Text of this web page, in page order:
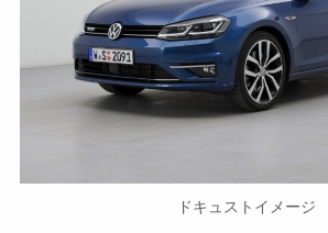
ドキュストイメージ